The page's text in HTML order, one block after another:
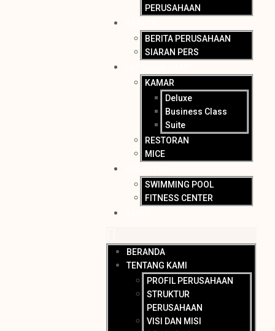
PERUSAHAAN
BERITA PERUSAHAAN
SIARAN PERS
KAMAR
Deluxe
Business Class
Suite
RESTORAN
MICE
SWIMMING POOL
FITNESS CENTER
BERANDA
TENTANG KAMI
PROFIL PERUSAHAAN
STRUKTUR
PERUSAHAAN
VISI DAN MISI